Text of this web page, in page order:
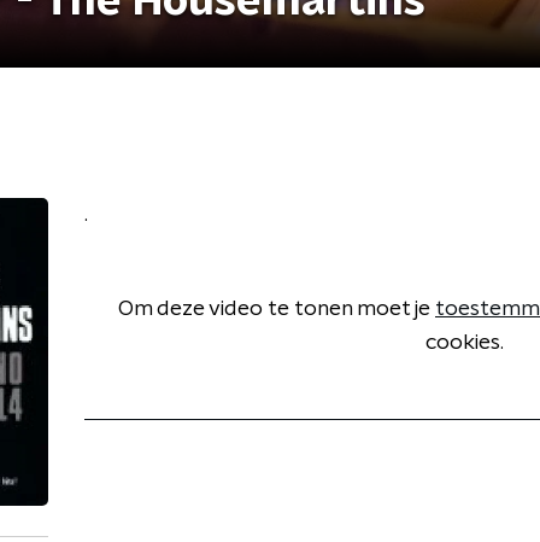
.
Om deze video te tonen moet je
cookies.